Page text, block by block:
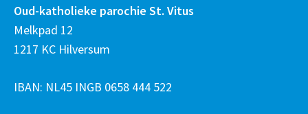
Oud-katholieke parochie St. Vitus
Melkpad 12
1217 KC Hilversum
IBAN: NL45 INGB 0658 444 522